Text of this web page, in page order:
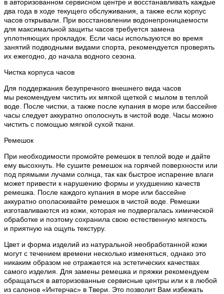
в авторизованном сервисном центре и восстанавливать каждые
два года в ходе текущего обслуживания, а также если корпус
часов открывали. При восстановлении водонепроницаемости
для максимальной защиты часов требуется замена
уплотняющих прокладок. Если часы используются во время
занятий подводными видами спорта, рекомендуется проверять
их ежегодно, до начала водного сезона.
Чистка корпуса часов
Для поддержания безупречного внешнего вида часов
мы рекомендуем чистить их мягкой щеткой с мылом в теплой
воде. После чистки, а также после купания в море или бассейне
часы следует аккуратно ополоснуть в чистой воде. Часы можно
чистить с помощью мягкой сухой ткани.
Ремешок
При необходимости промойте ремешок в теплой воде и дайте
ему высохнуть. Не сушите ремешок на горячей поверхности или
под прямыми лучами солнца, так как быстрое испарение влаги
может привести к нарушению формы и ухудшению качеств
ремешка. После каждого купания в море или бассейне
аккуратно ополаскивайте ремешок в чистой воде. Ремешки
изготавливаются из кожи, которая не подвергалась химической
обработке и поэтому сохранила свою естественную мягкость
и приятную на ощупь текстуру.
Цвет и форма изделий из натуральной необработанной кожи
могут с течением времени несколько изменяться, однако это
никаким образом не отражается на эстетических качествах
самого изделия. Для замены ремешка и пряжки рекомендуем
обращаться в авторизованные сервисные центры или к в любой
из салонов «Интерчас» в Твери. Это позволит Вам избежать